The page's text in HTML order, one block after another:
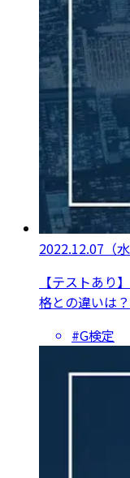
2022.12.07 （
【テストあり
格との違いは？
#G検定